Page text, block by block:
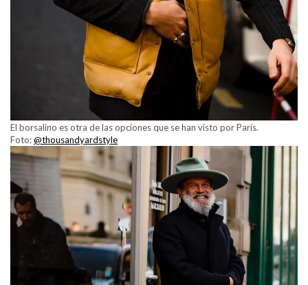
El borsalino es otra de las opciones que se han visto por París.
Foto:@thousandyardstyle